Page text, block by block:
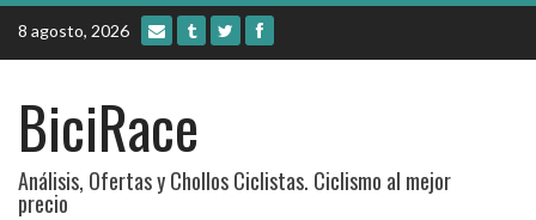
Skip
content
8 agosto, 2026
BiciRace
Análisis, Ofertas y Chollos Ciclistas. Ciclismo al mejor
precio